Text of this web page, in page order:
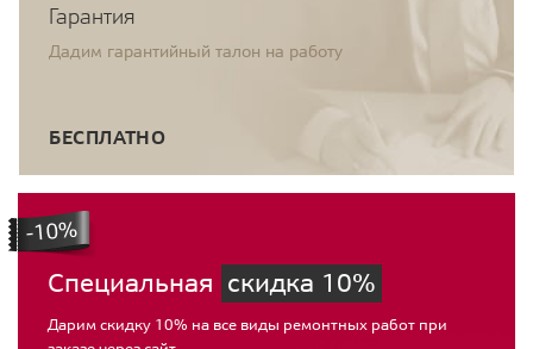
Гарантия
Дадим гарантийный талон на работу
БЕСПЛАТНО
Специальная скидка 10%
Дарим скидку 10% на все виды ремонтных работ при